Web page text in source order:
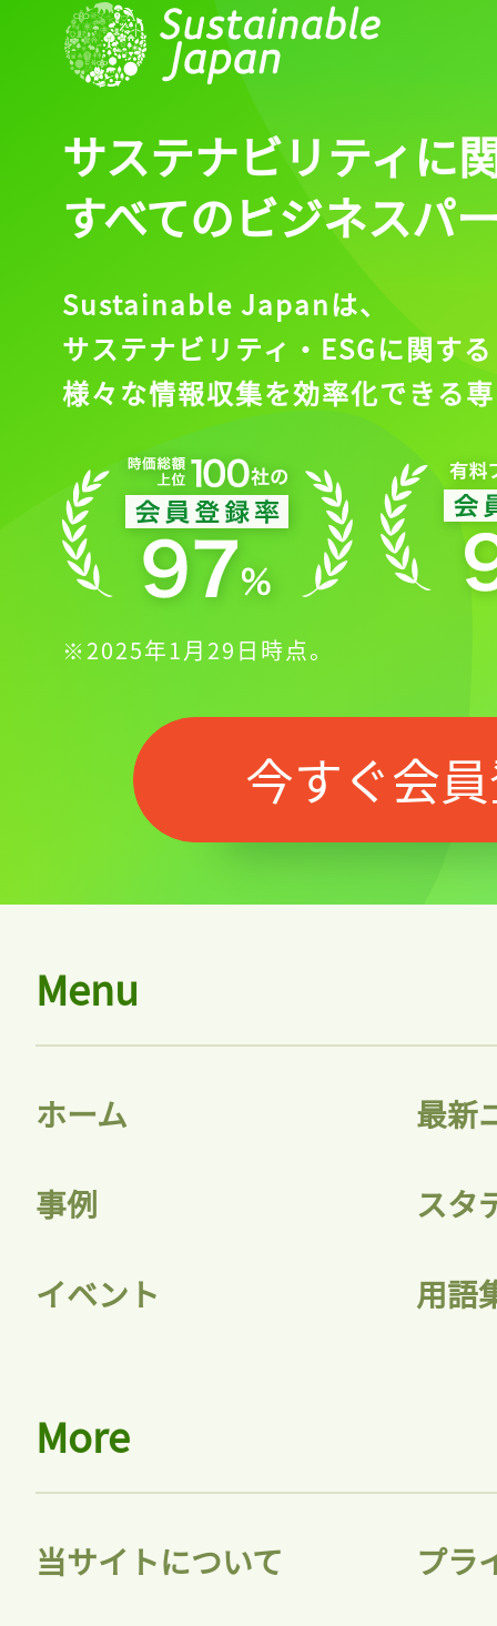
ログインが必
ログイン
会員登録
サステナビリティに
すべてのビジネスパ
Sustainable Japanは、
サステナビリティ・ESGに関する
様々な情報収集を効率化できる
※2025年1月29日時点。
今すぐ会
Menu
ホーム 最新
事例 スタ
イベント 用語
More
当サイトについて プラ